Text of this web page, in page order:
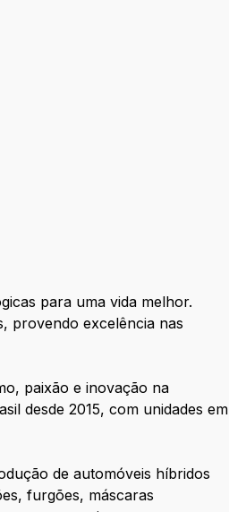
para uma vida melhor.
provendo excelência nas
paixão e inovação na
desde 2015, com unidades em
de automóveis híbridos
furgões, máscaras